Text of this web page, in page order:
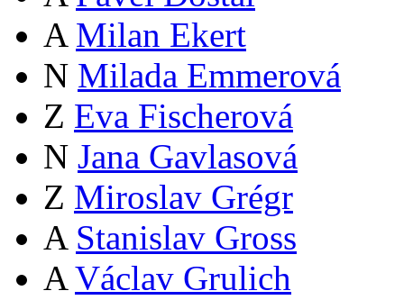
A Milan Ekert
N Milada Emmerová
Z Eva Fischerová
N Jana Gavlasová
Z Miroslav Grégr
A Stanislav Gross
A Václav Grulich